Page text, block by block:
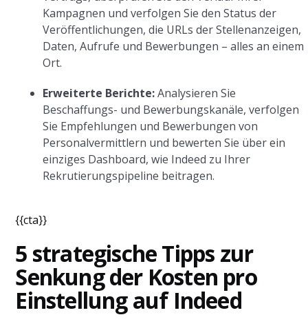
Kampagnen und verfolgen Sie den Status der
Veröffentlichungen, die URLs der Stellenanzeigen,
Daten, Aufrufe und Bewerbungen – alles an einem
Ort.
Erweiterte Berichte:Analysieren Sie
Beschaffungs- und Bewerbungskanäle, verfolgen
Sie Empfehlungen und Bewerbungen von
Personalvermittlern und bewerten Sie über ein
einziges Dashboard, wie Indeed zu Ihrer
Rekrutierungspipeline beitragen.
{{cta}}
5 strategische Tipps zur
Senkung der Kosten pro
Einstellung auf Indeed